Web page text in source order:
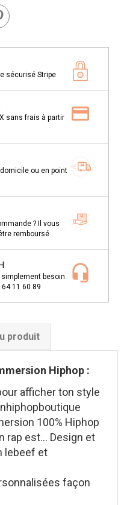
sécurisé Stripe
sans frais à partir
ou en point
? Il vous
remboursé
besoin
11 60 89
produit
Hiphop :
afficher ton style
100% Hiphop
rap est... Design et
lebeef et
façon